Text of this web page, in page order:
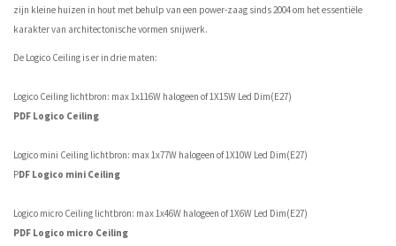
zijn kleine huizen in hout met behulp van een power-zaag sinds 2004 om het essentiële
karakter van architectonische vormen snijwerk.
De Logico Ceiling is er in drie maten:
Logico Ceiling lichtbron: max 1x116W halogeen of 1X15W Led Dim(E27)
PDF Logico Ceiling
Logico mini Ceiling lichtbron: max 1x77W halogeen of 1X10W Led Dim(E27)
PDF Logico mini Ceiling
Logico micro Ceiling lichtbron: max 1x46W halogeen of 1X6W Led Dim(E27)
PDF Logico micro Ceiling